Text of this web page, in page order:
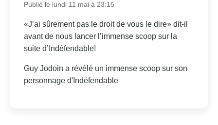
Publié le lundi 11 mai à 23:15
«J’ai sûrement pas le droit de vous le dire» dit-il
avant de nous lancer l’immense scoop sur la
suite d’Indéfendable!
Guy Jodoin a révélé un immense scoop sur son
personnage d'Indéfendable